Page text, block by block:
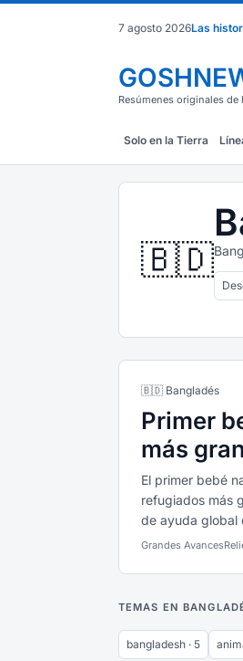
7 agosto 2026Las
Resúmenes originales
Solo en la Tierra
🇧🇩
🇧🇩 Bangladés
Primer
más
El primer bebé
refugiados más
de ayuda global
Grandes Avances
TEMAS EN
bangladesh · 5